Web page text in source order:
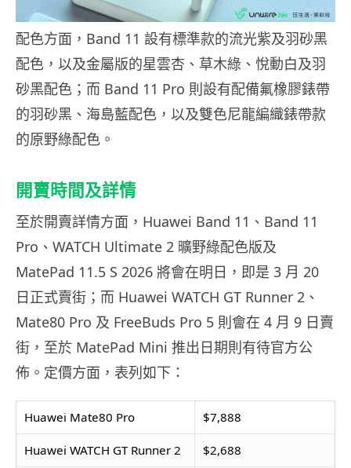
配色方面，Band 11 設有標準款的流光紫及羽砂黑
配色，以及金屬版的星雲杏、草木綠、悅動白及羽
砂黑配色；而 Band 11 Pro 則設有配備氟橡膠錶帶
的羽砂黑、海島藍配色，以及雙色尼龍編織錶帶款
的原野綠配色。
開賣時間及詳情
至於開賣詳情方面，Huawei Band 11、Band 11
Pro、WATCH Ultimate 2 曠野綠配色版及
MatePad 11.5 S 2026 將會在明日，即是 3 月 20
日正式賣街；而 Huawei WATCH GT Runner 2、
Mate80 Pro 及 FreeBuds Pro 5 則會在 4 月 9 日賣
街，至於 MatePad Mini 推出日期則有待官方公
佈。定價方面，表列如下：
Huawei Mate80 Pro $7,888
Huawei WATCH GT Runner 2 $2,688